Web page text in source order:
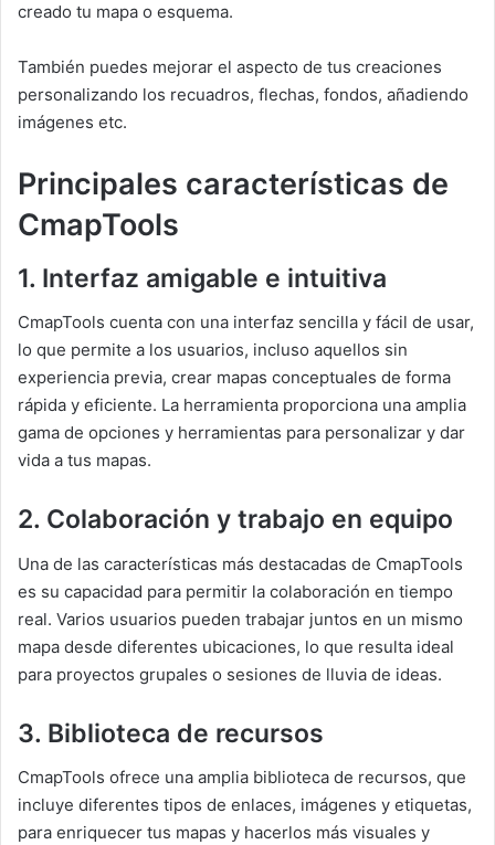
creado tu mapa o esquema.
También puedes mejorar el aspecto de tus creaciones
personalizando los recuadros, flechas, fondos, añadiendo
imágenes etc.
Principales características de
CmapTools
1. Interfaz amigable e intuitiva
CmapTools cuenta con una interfaz sencilla y fácil de usar,
lo que permite a los usuarios, incluso aquellos sin
experiencia previa, crear mapas conceptuales de forma
rápida y eficiente. La herramienta proporciona una amplia
gama de opciones y herramientas para personalizar y dar
vida a tus mapas.
2. Colaboración y trabajo en equipo
Una de las características más destacadas de CmapTools
es su capacidad para permitir la colaboración en tiempo
real. Varios usuarios pueden trabajar juntos en un mismo
mapa desde diferentes ubicaciones, lo que resulta ideal
para proyectos grupales o sesiones de lluvia de ideas.
3. Biblioteca de recursos
CmapTools ofrece una amplia biblioteca de recursos, que
incluye diferentes tipos de enlaces, imágenes y etiquetas,
para enriquecer tus mapas y hacerlos más visuales y